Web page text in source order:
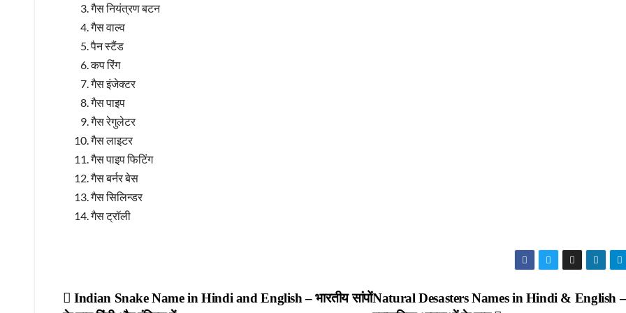
गैस नियंत्रण बटन
गैस वाल्व
पैन स्टैंड
कप रिंग
गैस इंजेक्टर
गैस पाइप
गैस रेगुलेटर
गैस लाइटर
गैस पाइप फिटिंग
गैस बर्नर बेस
गैस सिलिन्डर
गैस ट्रॉली
Post
Natural Desasters Names in Hindi & English –
Indian Snake Name in Hindi and English – भारतीय सांपों